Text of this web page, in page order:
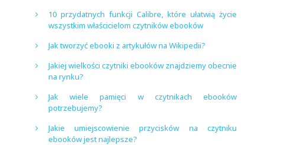
10 przydatnych funkcji Calibre, które ułatwią życie
wszystkim właścicielom czytników ebooków
Jak tworzyć ebooki z artykułów na Wikipedii?
Jakiej wielkości czytniki ebooków znajdziemy obecnie
na rynku?
Jak wiele pamięci w czytnikach ebooków
potrzebujemy?
Jakie umiejscowienie przycisków na czytniku
ebooków jest najlepsze?